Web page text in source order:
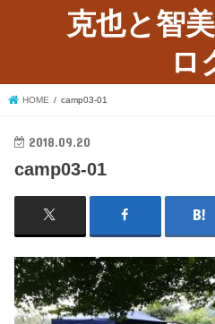
克也と智
ロ
HOME camp03-01
2018.09.20
camp03-01